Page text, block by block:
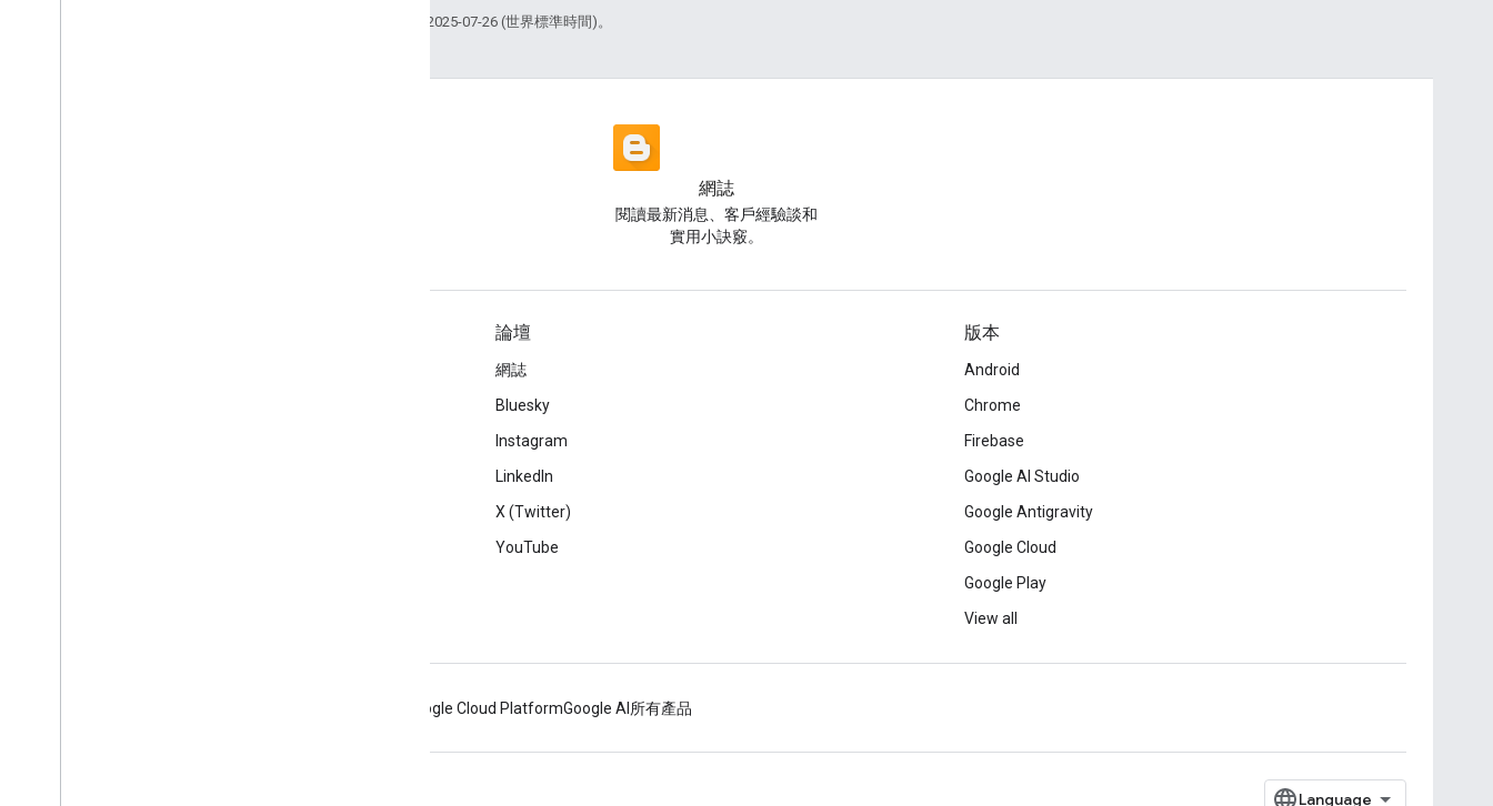
上次更新時間：2025-07-26 (世界標準時間)。
網誌
閱讀最新消息、客戶經驗談和
實用小訣竅。
論壇
網誌
Bluesky
Instagram
LinkedIn
X (Twitter)
YouTube
版本
Android
Chrome
Firebase
Google AI Studio
Google Antigravity
Google Cloud
Google Play
View all
Google Cloud PlatformGoogle AI 所有產品